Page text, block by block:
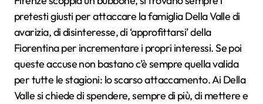
pretesti giusti per attaccare la famiglia Della Valle di
avarizia, di disinteresse, di ‘approfittarsi’ della
Fiorentina per incrementare i propri interessi. Se poi
queste accuse non bastano c’è sempre quella valida
per tutte le stagioni: lo scarso attaccamento. Ai Della
Valle si chiede di spendere, sempre di più, di mettere e